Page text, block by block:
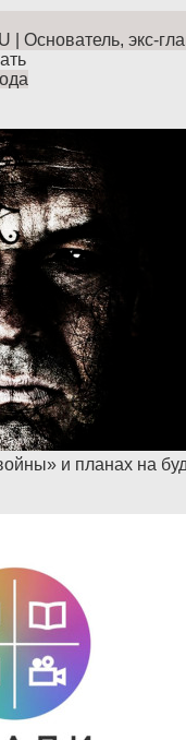
| Основатель, экс-
и планах на